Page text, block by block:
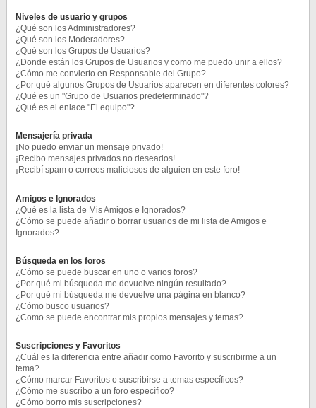
Niveles de usuario y grupos
¿Qué son los Administradores?
¿Qué son los Moderadores?
¿Qué son los Grupos de Usuarios?
¿Donde están los Grupos de Usuarios y como me puedo unir a ellos?
¿Cómo me convierto en Responsable del Grupo?
¿Por qué algunos Grupos de Usuarios aparecen en diferentes colores?
¿Qué es un "Grupo de Usuarios predeterminado"?
¿Qué es el enlace "El equipo"?
Mensajería privada
¡No puedo enviar un mensaje privado!
¡Recibo mensajes privados no deseados!
¡Recibí spam o correos maliciosos de alguien en este foro!
Amigos e Ignorados
¿Qué es la lista de Mis Amigos e Ignorados?
¿Cómo se puede añadir o borrar usuarios de mi lista de Amigos e
Ignorados?
Búsqueda en los foros
¿Cómo se puede buscar en uno o varios foros?
¿Por qué mi búsqueda me devuelve ningún resultado?
¿Por qué mi búsqueda me devuelve una página en blanco?
¿Cómo busco usuarios?
¿Como se puede encontrar mis propios mensajes y temas?
Suscripciones y Favoritos
¿Cuál es la diferencia entre añadir como Favorito y suscribirme a un
tema?
¿Cómo marcar Favoritos o suscribirse a temas específicos?
¿Cómo me suscribo a un foro específico?
¿Cómo borro mis suscripciones?